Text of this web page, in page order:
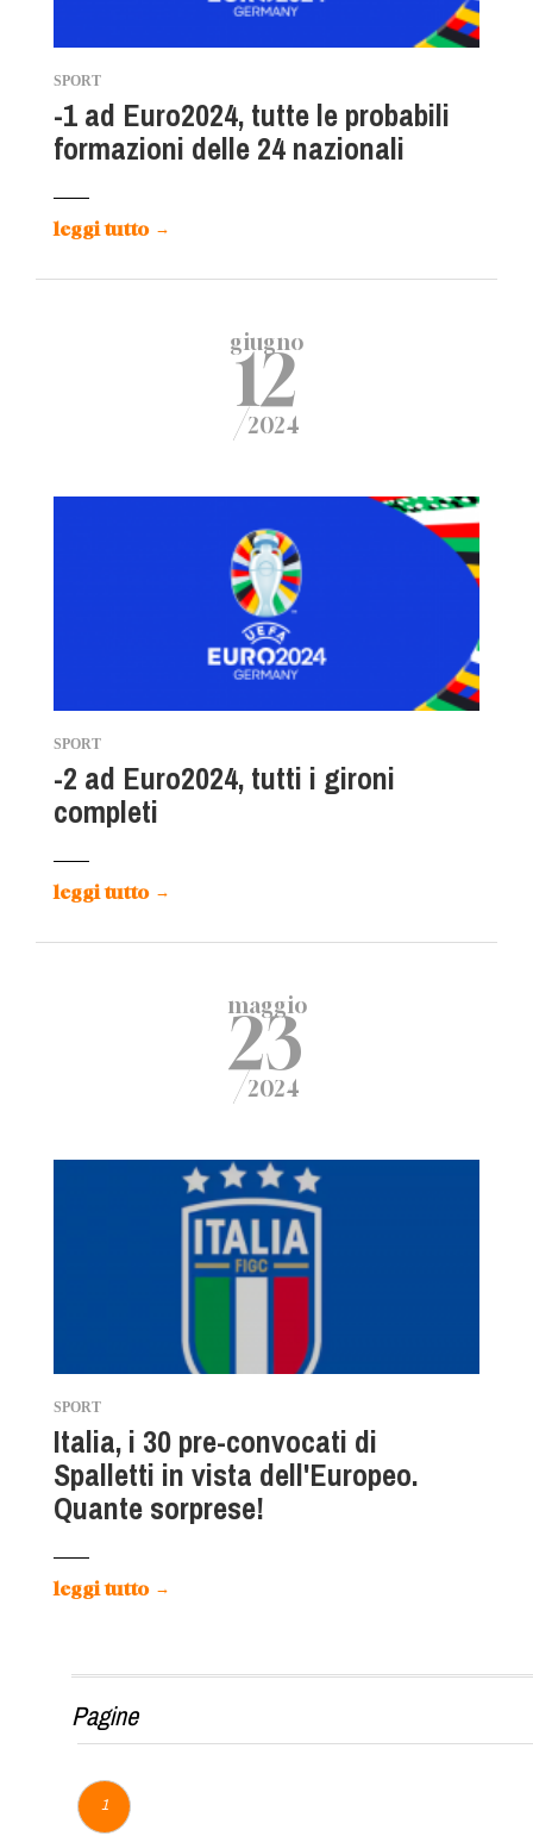
SPORT
-1 ad Euro2024, tutte le probabili
formazioni delle 24 nazionali
leggi tutto →
giugno
12
/2024
SPORT
-2 ad Euro2024, tutti i gironi
completi
leggi tutto →
maggio
23
/2024
SPORT
Italia, i 30 pre-convocati di
Spalletti in vista dell'Europeo.
Quante sorprese!
leggi tutto →
Pagine
1